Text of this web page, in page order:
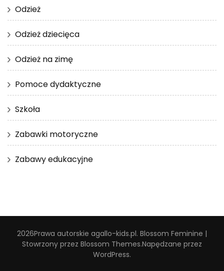
Odzież
Odzież dziecięca
Odzież na zimę
Pomoce dydaktyczne
Szkoła
Zabawki motoryczne
Zabawy edukacyjne
2026Prawa autorskie agallo-kids.pl. Blossom Feminine |
Stowrzony przez Blossom Themes.Napędzane przez
WordPress.